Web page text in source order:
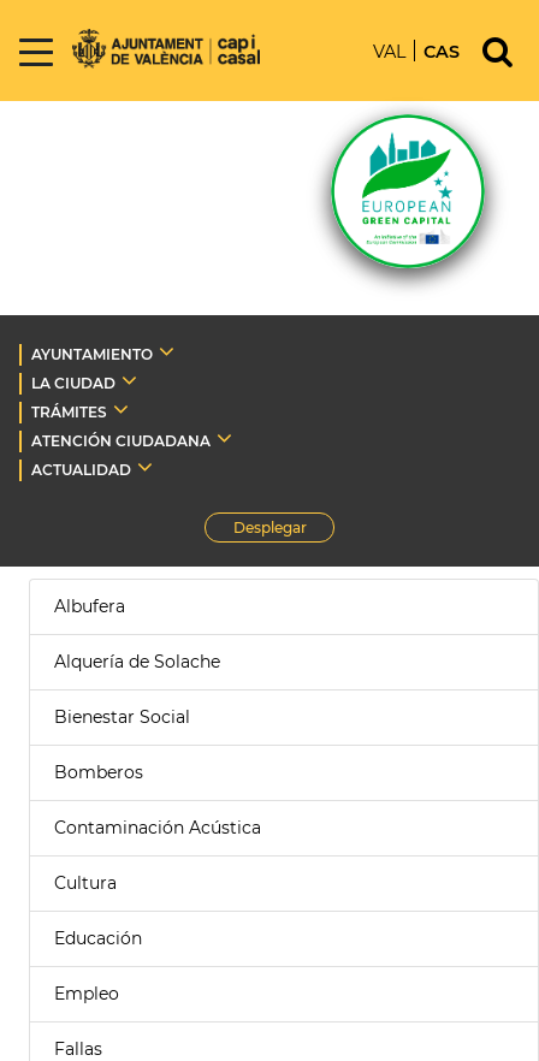
VAL CAS
AYUNTAMIENTO
LA CIUDAD
TRÁMITES
ATENCIÓN CIUDADANA
ACTUALIDAD
Desplegar
Albufera
Alquería de Solache
Bienestar Social
Bomberos
Contaminación Acústica
Cultura
Educación
Empleo
Fallas